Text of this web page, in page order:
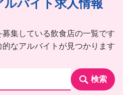
ルバイト求人情報
集している飲食店の一覧です
なアルバイトが見つかります
検索